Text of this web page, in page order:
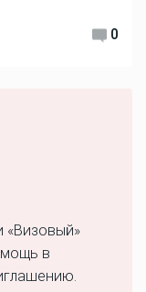
0
«Визовый»
в